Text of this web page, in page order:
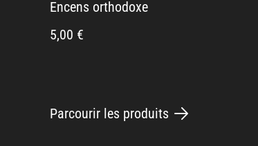
Encens orthodoxe
5,00 €
Parcourir les produits